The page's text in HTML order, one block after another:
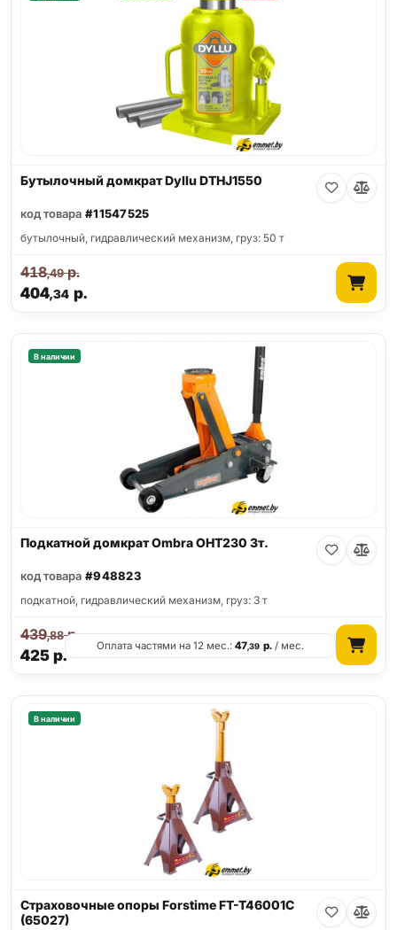
Бутылочный домкрат Dyllu DTHJ1550
код товара #11547525
бутылочный, гидравлический механизм, груз: 50 т
404,34р.
418,49р.
В наличии
Подкатной домкрат Ombra OHT230 3т.
код товара #948823
подкатной, гидравлический механизм, груз: 3 т
425р.
439,88р.
Оплата частями на 12 мес.:47,39 р./ мес.
В наличии
Страховочные опоры Forstime FT-T46001C
(65027)